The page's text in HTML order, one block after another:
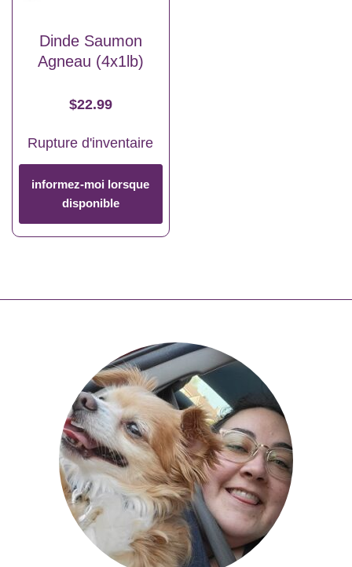
Dinde Saumon
Agneau (4x1lb)
$22.99
Rupture d'inventaire
informez-moi lorsque
disponible